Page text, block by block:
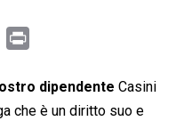
p
y
i
n
dipendente Casini
che è un diritto suo e